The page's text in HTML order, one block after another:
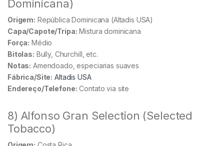
Dominicana)
Origem: República Dominicana (Altadis USA)
Capa/Capote/Tripa: Mistura dominicana
Força: Médio
Bitolas: Bully, Churchill, etc.
Notas: Amendoado, especiarias suaves
Fábrica/Site: Altadis USA
Endereço/Telefone: Contato via site
8) Alfonso Gran Selection (Selected
Tobacco)